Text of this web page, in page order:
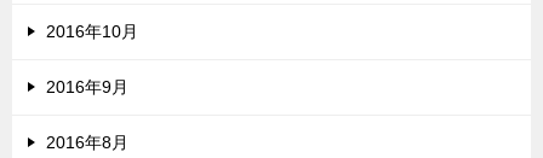
2016年10月
2016年9月
2016年8月